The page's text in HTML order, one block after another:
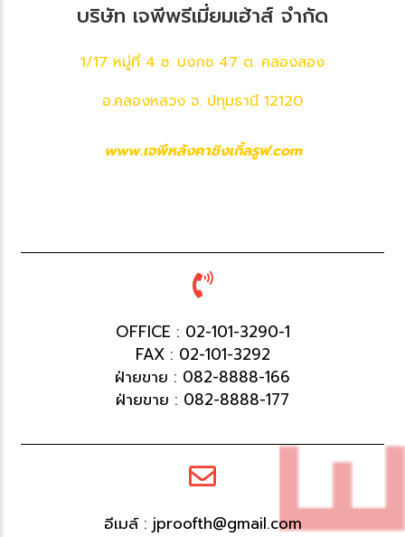
บริษัท เจพีพรีเมี่ยมเฮ้าส์ จำกัด
1/17 หมู่ที่ 4 ซ. บงกช 47 ต. คลองสอง
อ.คลองหลวง จ. ปทุมธานี 12120
www.เจพีหลังคาชิงเกิ้ลรูฟ.com
OFFICE : 02-101-3290-1
FAX : 02-101-3292
ฝ่ายขาย : 082-8888-166
ฝ่ายขาย : 082-8888-177
อีเมล์ : jproofth@gmail.com